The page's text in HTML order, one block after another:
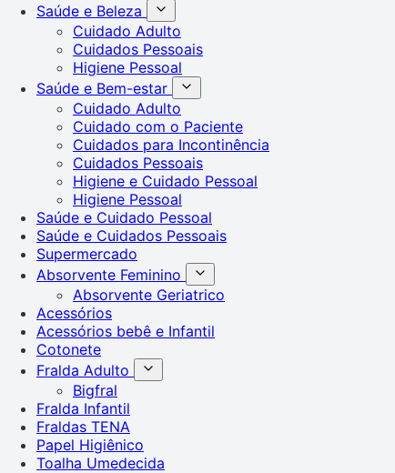
Saúde e Beleza
Cuidado Adulto
Cuidados Pessoais
Higiene Pessoal
Saúde e Bem-estar
Cuidado Adulto
Cuidado com o Paciente
Cuidados para Incontinência
Cuidados Pessoais
Higiene e Cuidado Pessoal
Higiene Pessoal
Saúde e Cuidado Pessoal
Saúde e Cuidados Pessoais
Supermercado
Absorvente Feminino
Absorvente Geriatrico
Acessórios
Acessórios bebê e Infantil
Cotonete
Fralda Adulto
Bigfral
Fralda Infantil
Fraldas TENA
Papel Higiênico
Toalha Umedecida